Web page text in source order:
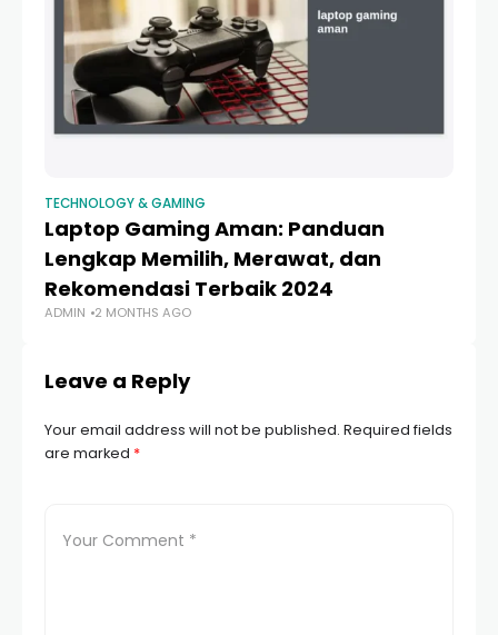
TECHNOLOGY & GAMING
Laptop Gaming Aman: Panduan
Lengkap Memilih, Merawat, dan
Rekomendasi Terbaik 2024
ADMIN 2 MONTHS AGO
Leave a Reply
Your email address will not be published. Required fields
are marked *